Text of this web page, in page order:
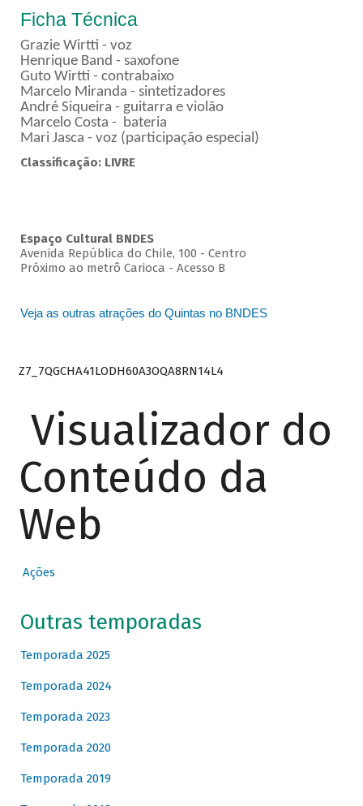
Ficha Técnica
Grazie Wirtti - voz
Henrique Band - saxofone
Guto Wirtti - contrabaixo
Marcelo Miranda - sintetizadores
André Siqueira - guitarra e violão
Marcelo Costa - bateria
Mari Jasca - voz (participação especial)
Classificação: LIVRE
Espaço Cultural BNDES
Avenida República do Chile, 100 - Centro
Próximo ao metrô Carioca - Acesso B
Veja as outras atrações do Quintas no BNDES
Z7_7QGCHA41LODH60A3OQA8RN14L4
Visualizador do
Conteúdo da
Web
Ações
Outras temporadas
Temporada 2025
Temporada 2024
Temporada 2023
Temporada 2020
Temporada 2019